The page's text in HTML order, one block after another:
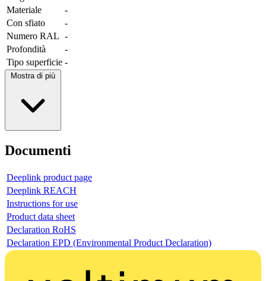
Materiale
-
Con sfiato
-
Numero RAL -
Profondità
-
Tipo superficie -
Mostra di più
Documenti
Deeplink product page
Deeplink REACH
Instructions for use
Product data sheet
Declaration RoHS
Declaration EPD (Environmental Product Declaration)